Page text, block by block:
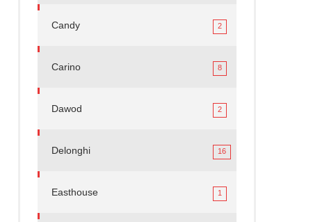
Candy 2
Carino 8
Dawod 2
Delonghi 16
Easthouse 1